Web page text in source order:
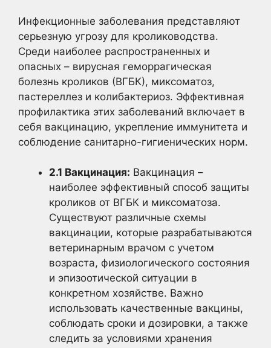
Инфекционные заболевания представляют
серьезную угрозу для кролиководства.
Среди наиболее распространенных и
опасных – вирусная геморрагическая
болезнь кроликов (ВГБК), миксоматоз,
пастереллез и колибактериоз. Эффективная
профилактика этих заболеваний включает в
себя вакцинацию, укрепление иммунитета и
соблюдение санитарно-гигиенических норм.
2.1 Вакцинация: Вакцинация –
наиболее эффективный способ защиты
кроликов от ВГБК и миксоматоза.
Существуют различные схемы
вакцинации, которые разрабатываются
ветеринарным врачом с учетом
возраста, физиологического состояния
и эпизоотической ситуации в
конкретном хозяйстве. Важно
использовать качественные вакцины,
соблюдать сроки и дозировки, а также
следить за условиями хранения